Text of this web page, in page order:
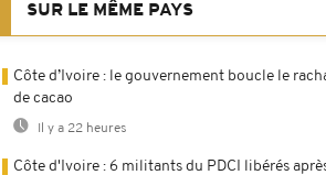
SUR LE MÊME PAYS
Côte d’Ivoire : le gouvernement boucle le
de cacao
Il y a 22 heures
Côte d'Ivoire : 6 militants du PDCI libérés